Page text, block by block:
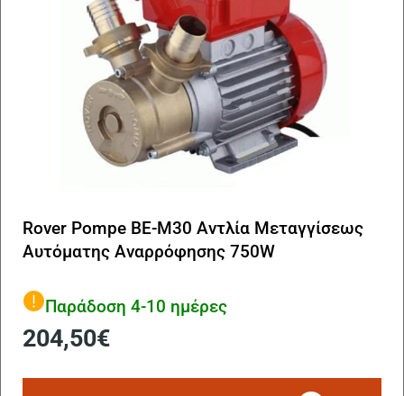
Rover Pompe BE-M30 Αντλία Μεταγγίσεως
Αυτόματης Αναρρόφησης 750W
Παράδοση 4-10 ημέρες
204,50€